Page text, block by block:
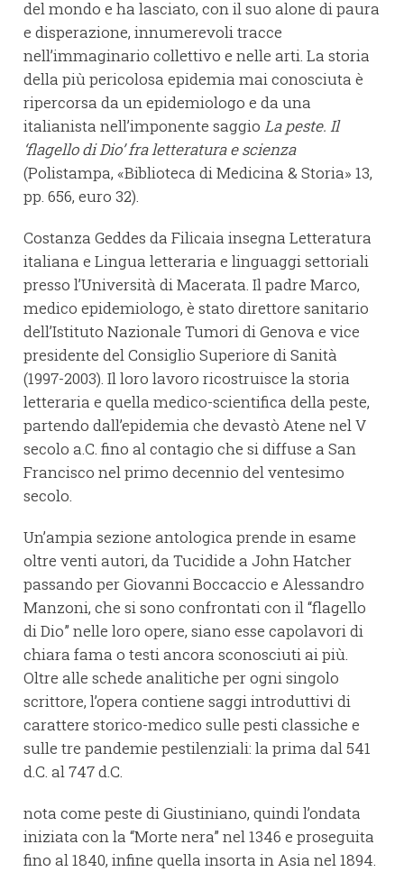
del mondo e ha lasciato, con il suo alone di paura
e disperazione, innumerevoli tracce
nell’immaginario collettivo e nelle arti. La storia
della più pericolosa epidemia mai conosciuta è
ripercorsa da un epidemiologo e da una
italianista nell’imponente saggio La peste. Il
‘flagello di Dio’ fra letteratura e scienza
(Polistampa, «Biblioteca di Medicina & Storia» 13,
pp. 656, euro 32).
Costanza Geddes da Filicaia insegna Letteratura
italiana e Lingua letteraria e linguaggi settoriali
presso l’Università di Macerata. Il padre Marco,
medico epidemiologo, è stato direttore sanitario
dell’Istituto Nazionale Tumori di Genova e vice
presidente del Consiglio Superiore di Sanità
(1997-2003). Il loro lavoro ricostruisce la storia
letteraria e quella medico-scientifica della peste,
partendo dall’epidemia che devastò Atene nel V
secolo a.C. fino al contagio che si diffuse a San
Francisco nel primo decennio del ventesimo
secolo.
Un’ampia sezione antologica prende in esame
oltre venti autori, da Tucidide a John Hatcher
passando per Giovanni Boccaccio e Alessandro
Manzoni, che si sono confrontati con il “flagello
di Dio” nelle loro opere, siano esse capolavori di
chiara fama o testi ancora sconosciuti ai più.
Oltre alle schede analitiche per ogni singolo
scrittore, l’opera contiene saggi introduttivi di
carattere storico-medico sulle pesti classiche e
sulle tre pandemie pestilenziali: la prima dal 541
d.C. al 747 d.C.
nota come peste di Giustiniano, quindi l’ondata
iniziata con la “Morte nera” nel 1346 e proseguita
fino al 1840, infine quella insorta in Asia nel 1894.